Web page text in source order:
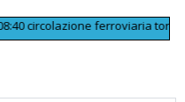
ferroviaria tornata